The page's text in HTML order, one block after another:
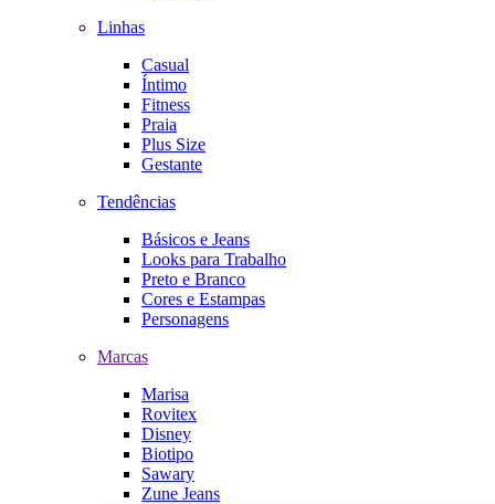
Linhas
Casual
Íntimo
Fitness
Praia
Plus Size
Gestante
Tendências
Básicos e Jeans
Looks para Trabalho
Preto e Branco
Cores e Estampas
Personagens
Marcas
Marisa
Rovitex
Disney
Biotipo
Sawary
Zune Jeans